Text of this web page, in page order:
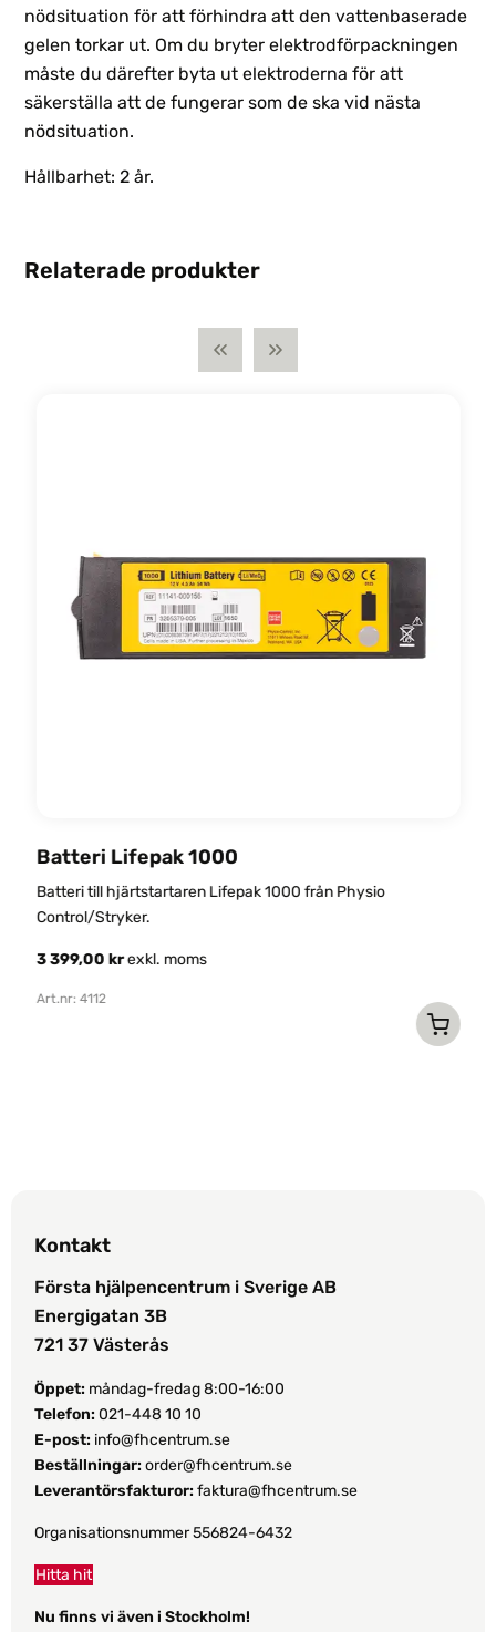
nödsituation för att förhindra att den vattenbaserade
gelen torkar ut. Om du bryter elektrodförpackningen
måste du därefter byta ut elektroderna för att
säkerställa att de fungerar som de ska vid nästa
nödsituation.
Hållbarhet: 2 år.
Relaterade produkter
Batteri Lifepak 1000
Batteri till hjärtstartaren Lifepak 1000 från Physio
Control/Stryker.
3 399,00 krexkl. moms
Art.nr: 4112
Kontakt
Första hjälpencentrum i Sverige AB
Energigatan 3B
721 37 Västerås
Öppet: måndag-fredag 8:00-16:00
Telefon:021-448 10 10
E-post: info@fhcentrum.se
Beställningar: order@fhcentrum.se
Leverantörsfakturor: faktura@fhcentrum.se
Organisationsnummer 556824-6432
Hitta hit
Nu finns vi även i Stockholm!